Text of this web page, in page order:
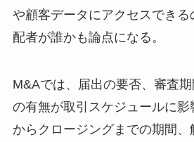
や顧客データにアクセスできる
配者が誰かも論点になる。
M&Aでは、届出の要否、審査
の有無が取引スケジュールに
からクロージングまでの期間、